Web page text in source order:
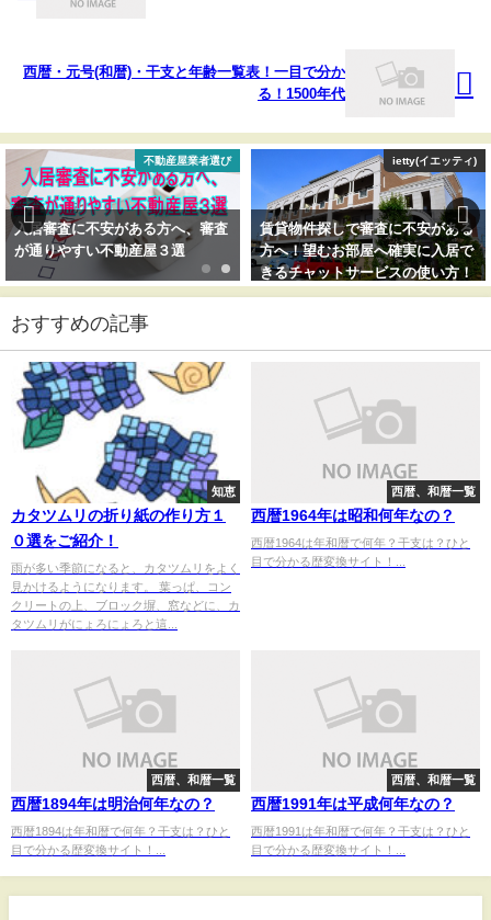
西暦・元号(和暦)・干支と年齢一覧表！一目で分か
る！1500年代
不動産屋業者選び
入居審査に不安がある方へ、審査
が通りやすい不動産屋３選
ietty(イエッティ)
賃貸物件探しで審査に不安がある
方へ！望むお部屋へ確実に入居で
きるチャットサービスの使い方！
おすすめの記事
知恵
カタツムリの折り紙の作り方１
０選をご紹介！
雨が多い季節になると、カタツムリをよく
見かけるようになります。 葉っぱ、コン
クリートの上、ブロック塀、窓などに、カ
タツムリがにょろにょろと這...
西暦、和暦一覧
西暦1964年は昭和何年なの？
西暦1964は年和暦で何年？干支は？ひと
目で分かる歴変換サイト！...
西暦、和暦一覧
西暦1894年は明治何年なの？
西暦1894は年和暦で何年？干支は？ひと
目で分かる歴変換サイト！...
西暦、和暦一覧
西暦1991年は平成何年なの？
西暦1991は年和暦で何年？干支は？ひと
目で分かる歴変換サイト！...